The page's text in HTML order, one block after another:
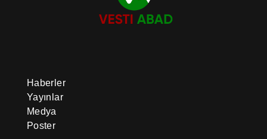
Haberler
Yayınlar
Medya
Poster